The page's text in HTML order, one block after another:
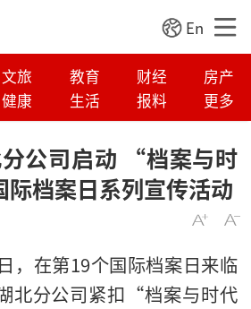
En
文旅 教育 财经
房产
健康 生活 报料 更多
公司启动 “档案与时
档案日系列宣传活动
，在第19个国际档案日来临
北分公司紧扣“档案与时代